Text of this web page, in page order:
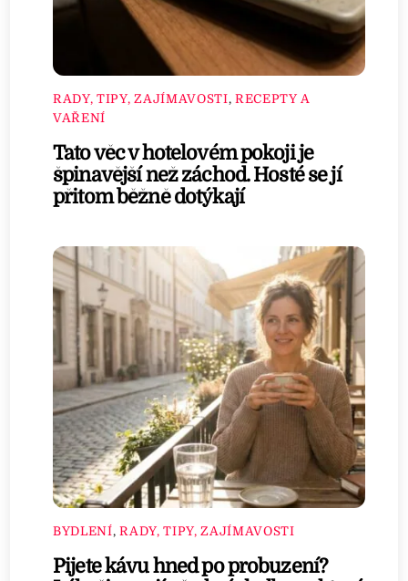
RADY, TIPY, ZAJÍMAVOSTI, RECEPTY A
VAŘENÍ
Tato věc v hotelovém pokoji je
špinavější než záchod. Hosté se jí
přitom běžně dotýkají
BYDLENÍ,RADY, TIPY, ZAJÍMAVOSTI
Pijete kávu hned po probuzení?